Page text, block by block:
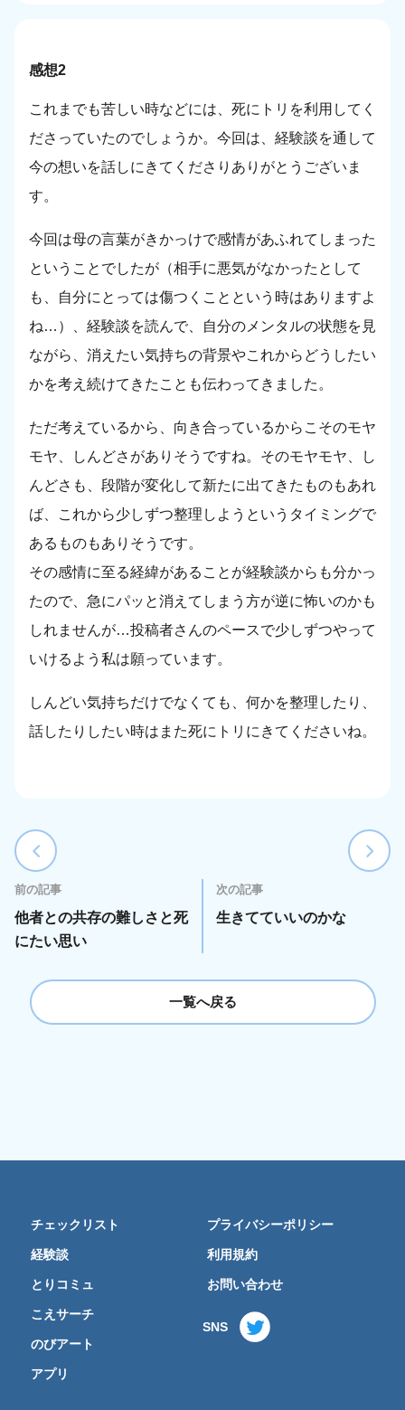
感想2
これまでも苦しい時などには、死にトリを利用してく
ださっていたのでしょうか。今回は、経験談を通して
今の想いを話しにきてくださりありがとうございま
す。
今回は母の言葉がきかっけで感情があふれてしまった
ということでしたが（相手に悪気がなかったとして
も、自分にとっては傷つくことという時はありますよ
ね…）、経験談を読んで、自分のメンタルの状態を見
ながら、消えたい気持ちの背景やこれからどうしたい
かを考え続けてきたことも伝わってきました。
ただ考えているから、向き合っているからこそのモヤ
モヤ、しんどさがありそうですね。そのモヤモヤ、し
んどさも、段階が変化して新たに出てきたものもあれ
ば、これから少しずつ整理しようというタイミングで
あるものもありそうです。
その感情に至る経緯があることが経験談からも分かっ
たので、急にパッと消えてしまう方が逆に怖いのかも
しれませんが…投稿者さんのペースで少しずつやって
いけるよう私は願っています。
しんどい気持ちだけでなくても、何かを整理したり、
話したりしたい時はまた死にトリにきてくださいね。
前の記事
他者との共存の難しさと死
にたい思い
次の記事
生きてていいのかな
一覧へ戻る
チェックリスト
経験談
とりコミュ
こえサーチ
のびアート
アプリ
プライバシーポリシー
利用規約
お問い合わせ
SNS